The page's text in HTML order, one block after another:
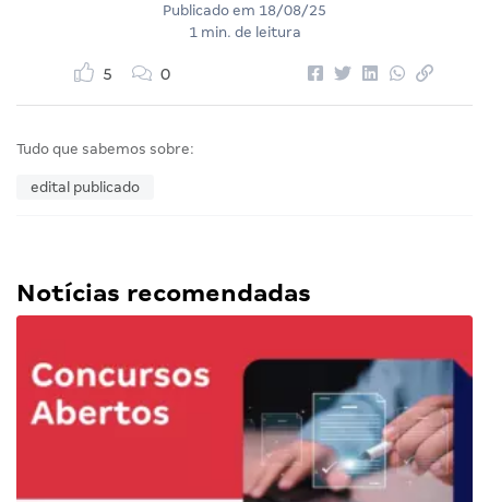
Publicado em 18/08/25
1 min. de leitura
5 0
Tudo que sabemos sobre:
edital publicado
Notícias recomendadas